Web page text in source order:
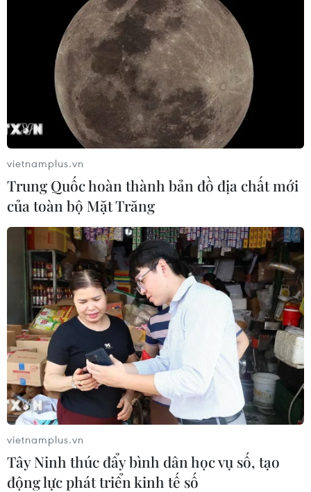
vietnamplus.vn
Trung Quốc hoàn thành bản đồ địa chất mới
của toàn bộ Mặt Trăng
vietnamplus.vn
Tây Ninh thúc đẩy bình dân học vụ số, tạo
động lực phát triển kinh tế số